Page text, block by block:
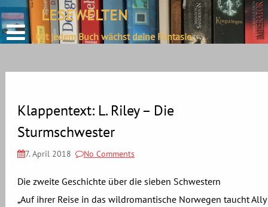
define('DISALLOW_FILE_EDIT', true);
define('DISALLOW_FILE_MODS', true);
content
LESEWELTEN
Mit jedem Buch wächst deine Fantasie.
Klappentext: L. Riley – Die
Sturmschwester
7. April 2018 No Comments
Die zweite Geschichte über die sieben Schwestern
„Auf ihrer Reise in das wildromantische Norwegen taucht Ally